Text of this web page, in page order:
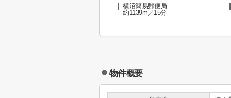
横沼簡易郵便局
約1139m／15分
物件概要